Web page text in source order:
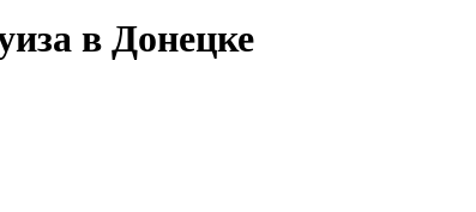
в Донецке